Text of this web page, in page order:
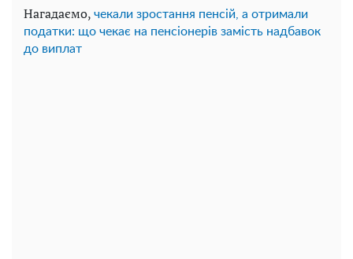
Нагадаємо, чекали зростання пенсій, а отримали
податки: що чекає на пенсіонерів замість надбавок
до виплат